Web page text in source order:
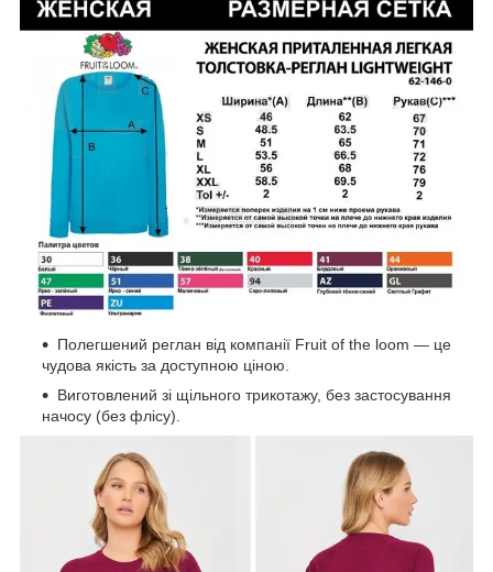
Полегшений реглан від компанії Fruit of the loom — це
чудова якість за доступною ціною.
Виготовлений зі щільного трикотажу, без застосування
начосу (без флісу).